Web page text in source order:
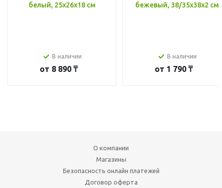
белый, 25x26x18 см
В наличии
от 8 890 ₸
бежевый, 38/35x38x2 см
В наличии
от 1 790 ₸
О компании
Магазины
Безопасность онлайн платежей
Договор оферта